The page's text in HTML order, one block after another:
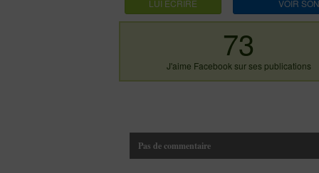
LUI ECRIRE VOIR
73
J'aime Facebook sur ses publications
Pas de commentaire